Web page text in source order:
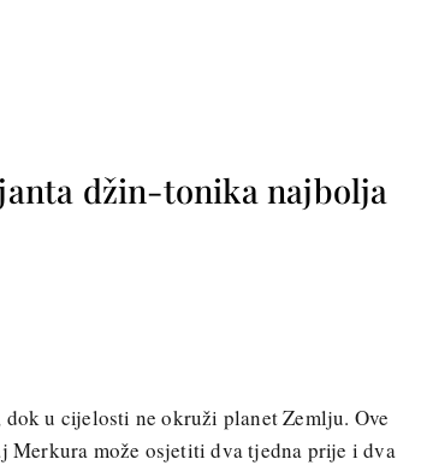
džin-tonika najbolja
u cijelosti ne okruži planet Zemlju. Ove
Merkura može osjetiti dva tjedna prije i dva